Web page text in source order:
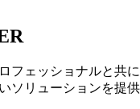
フェッショナルと共に
ソリューションを提供